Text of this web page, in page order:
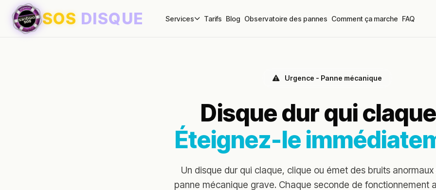
SOS DISQUE Services Tarifs Blog Observatoire des pannes Comment ça marche FAQ
Urgence - Panne mécanique
Disque dur qui
Éteignez-le
Un disque dur qui claque, clique ou émet des bruits anormaux
panne mécanique grave. Chaque seconde de fonctionnement